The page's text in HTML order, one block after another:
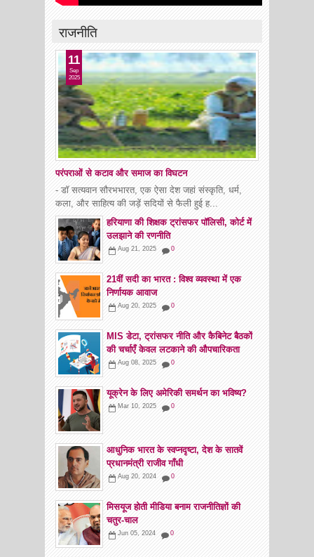
राजनीति
परंपराओं से कटाव और समाज का विघटन
11
Sep
2025
- डॉ सत्यवान सौरभभारत, एक ऐसा देश जहां संस्कृति, धर्म,
कला, और साहित्य की जड़ें सदियों से फैली हुई ह...
हरियाणा की शिक्षक ट्रांसफर पॉलिसी, कोर्ट में
उलझाने की रणनीति
Aug 21, 2025 0
21वीं सदी का भारत : विश्व व्यवस्था में एक
निर्णायक आवाज
Aug 20, 2025 0
MIS डेटा, ट्रांसफर नीति और कैबिनेट बैठकों
की चर्चाएँ केवल लटकाने की औपचारिकता
Aug 08, 2025 0
यूक्रेन के लिए अमेरिकी समर्थन का भविष्य?
Mar 10, 2025 0
आधुनिक भारत के स्वप्नदृष्टा, देश के सातवें
प्रधानमंत्री राजीव गाँधी
Aug 20, 2024 0
मिसयूज होती मीडिया बनाम राजनीतिज्ञों की
चतुर-चाल
Jun 05, 2024 0